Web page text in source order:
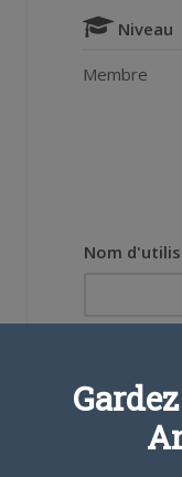
Niveau
Membre
Nom